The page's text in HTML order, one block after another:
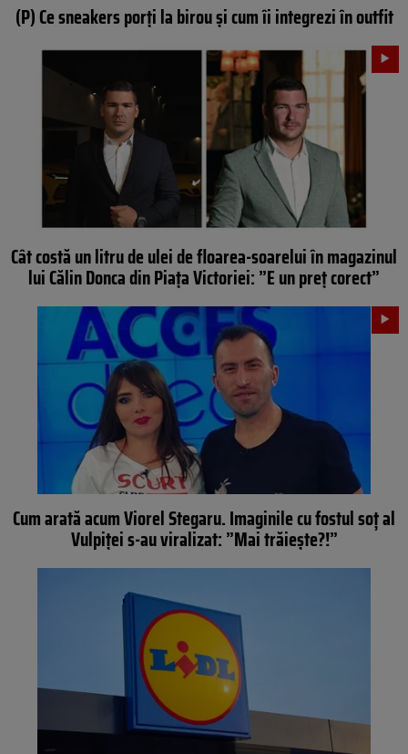
(P) Ce sneakers porți la birou și cum îi integrezi în outfit
Cât costă un litru de ulei de floarea-soarelui în magazinul
lui Călin Donca din Piața Victoriei: ”E un preț corect”
Cum arată acum Viorel Stegaru. Imaginile cu fostul soț al
Vulpiței s-au viralizat: ”Mai trăiește?!”